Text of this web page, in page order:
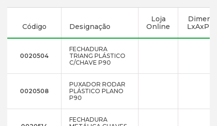
Código Designação
Loja
Online
LxAxP
0020504
FECHADURA
TRIANG PLÁSTICO
C/CHAVE P90
0020508
PUXADOR RODAR
PLÁSTICO PLANO
P90
FECHADURA